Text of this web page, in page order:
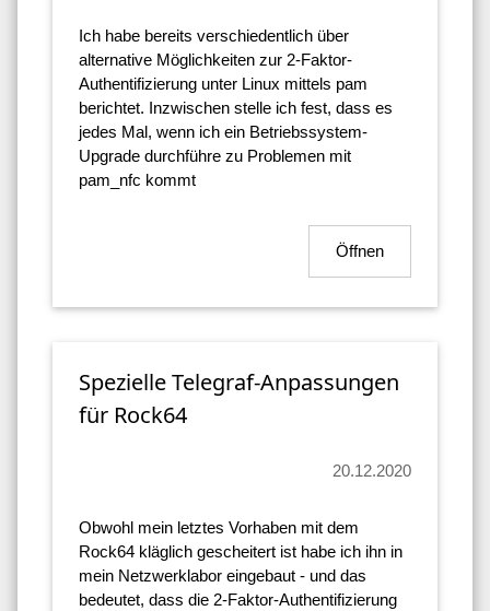
Ich habe bereits verschiedentlich über
alternative Möglichkeiten zur 2-Faktor-
Authentifizierung unter Linux mittels pam
berichtet. Inzwischen stelle ich fest, dass es
jedes Mal, wenn ich ein Betriebssystem-
Upgrade durchführe zu Problemen mit
pam_nfc kommt
Öffnen
Spezielle Telegraf-Anpassungen
für Rock64
20.12.2020
Obwohl mein letztes Vorhaben mit dem
Rock64 kläglich gescheitert ist habe ich ihn in
mein Netzwerklabor eingebaut - und das
bedeutet, dass die 2-Faktor-Authentifizierung